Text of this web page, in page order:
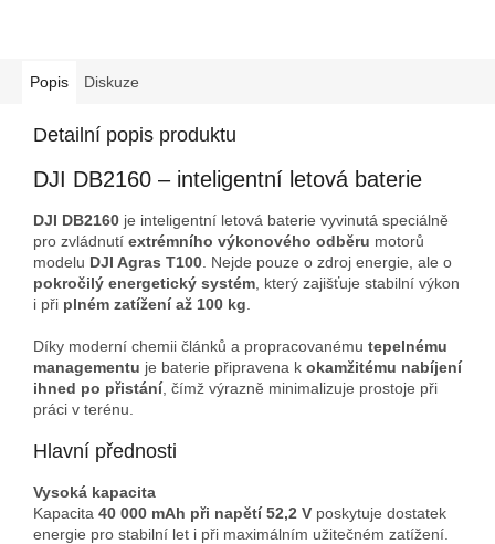
Popis Diskuze
Detailní popis produktu
DJI DB2160 – inteligentní letová baterie
DJI DB2160 je inteligentní letová baterie vyvinutá speciálně
pro zvládnutí extrémního výkonového odběru motorů
modelu DJI Agras T100 . Nejde pouze o zdroj energie, ale o
pokročilý energetický systém , který zajišťuje stabilní výkon
i při plném zatížení až 100 kg
Díky moderní chemii článků a propracovanému tepelnému
managementu je baterie připravena k okamžitému nabíjení
ihned po přistání, čímž výrazně minimalizuje prostoje při
práci v terénu.
Hlavní přednosti
Vysoká kapacita
Kapacita 40 000 mAh při napětí 52,2 V poskytuje dostatek
energie pro stabilní let i při maximálním užitečném zatížení.